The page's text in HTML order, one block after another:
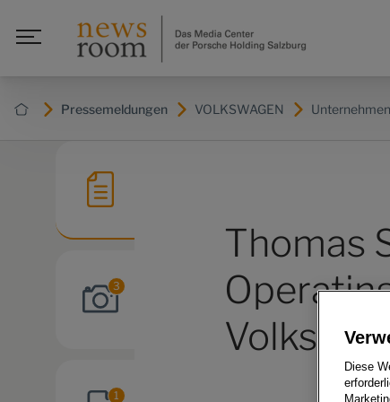
Pressemeldungen VOLKSWAGEN Unternehmen
3
1
Thomas
Diese